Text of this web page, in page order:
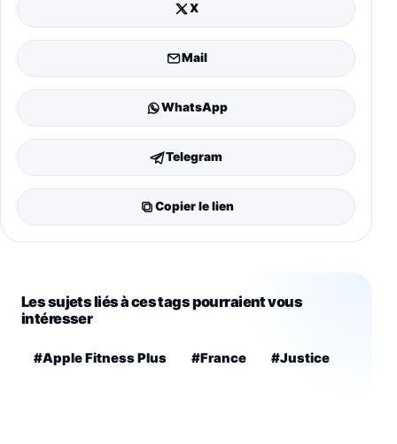
X
Mail
WhatsApp
Telegram
Copier le lien
Les sujets liés à ces tags pourraient vous
intéresser
#Apple Fitness Plus #France #Justice